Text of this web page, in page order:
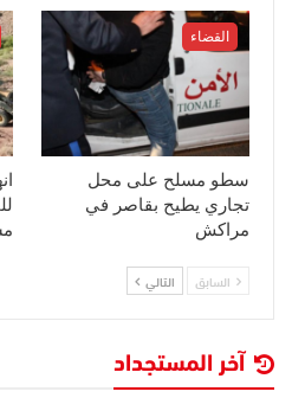
القضاء
سطو مسلح على محل
تجاري يطيح بقاصر في
مراكش
السابق التالي
آخر المستجداد